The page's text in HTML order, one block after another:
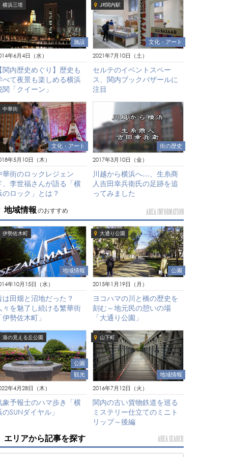
横浜三塔
施設
年6月4日（水）
関内歴史めぐり】歴史も
べて夜景も楽しめる横浜
関「クイーン」
JR関内駅
文化・アート
2021年7月10日（土）
セルテのイベントスペー
ス、関内ブックバザールに
注目
中華街
文化・アート
年5月10日（木）
華街のロックレジェン
、李世福さんが語る「横
のロック」とは？
街の歴史
2017年3月10日（金）
川越から横浜へ…、生糸商
人吉田幸兵衛氏の足跡を追
ってみました
地域情報 のおすすめ AREA INFORMATION
伊勢佐木町
地域情報
年10月15日（水）
は田畑と沼地だった？
々を魅了し続ける繁華街
伊勢佐木町」
大通り公園
公園
2015年1月19日（月）
ヨコハマの川と橋の歴史を
刻む～地元民の憩いの場
「大通り公園」
港の見える丘公園
公園
観光
年4月28日（木）
象予報士のハマ歩き「横
のSUNダイヤル」
山下町
地域情報
2016年7月12日（火）
関内の古い貨物鉄道を巡る
ミステリー仕立てのミニト
リップ～後編
エリアから記事を探す AREA SEARCH